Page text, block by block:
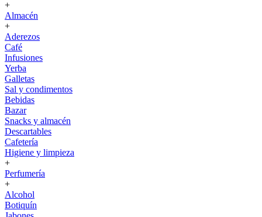
+
Almacén
+
Aderezos
Café
Infusiones
Yerba
Galletas
Sal y condimentos
Bebidas
Bazar
Snacks y almacén
Descartables
Cafetería
Higiene y limpieza
+
Perfumería
+
Alcohol
Botiquín